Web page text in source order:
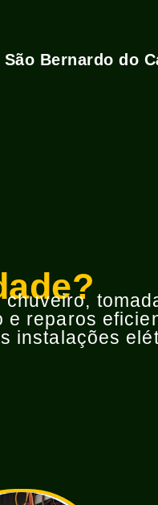
Bernardo do
reparos
instalações